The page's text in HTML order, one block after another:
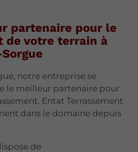
partenaire pour le
de votre terrain à
notre entreprise se
le meilleur partenaire pour
Entat Terrassement
dans le domaine depuis
de